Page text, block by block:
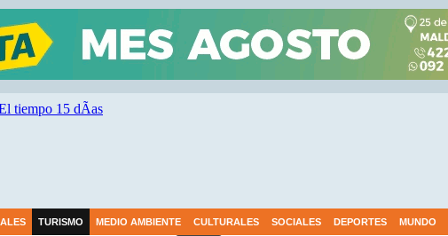
TURISMO MEDIO AMBIENTE CULTURALES SOCIALES DEPORTES MUNDO